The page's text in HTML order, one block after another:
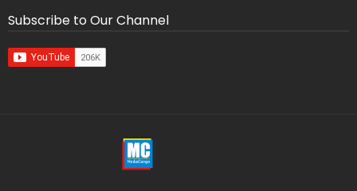
Subscribe to Our Channel